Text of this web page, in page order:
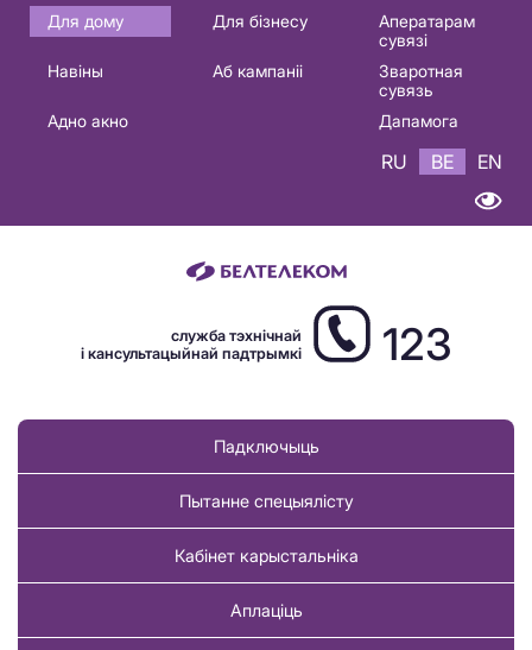
Основная
навигация
Для дому Для бізнесу
Аператарам
сувязі
Навіны
Аб кампаніі
Зваротная
сувязь
Адно акно
Дапамога
RU BE EN
служба тэхнічнай
і кансультацыйнай падтрымкі
123
Падключыць
Пытанне спецыялісту
Кабінет карыстальніка
Аплаціць